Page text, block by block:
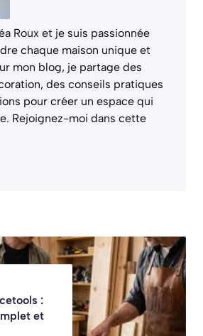
Roux et je suis passionnée
chaque maison unique et
mon blog, je partage des
des conseils pratiques
pour créer un espace qui
Rejoignez-moi dans cette
:
et